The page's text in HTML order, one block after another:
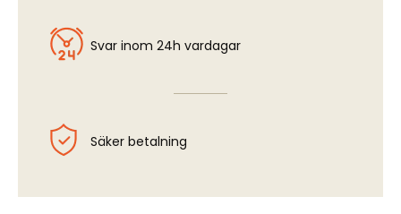
Svar inom 24h vardagar
Säker betalning